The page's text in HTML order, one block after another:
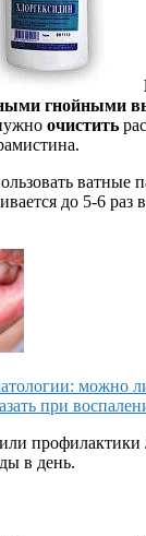
гнойными
очистить
ватные
до 5-6 раз
можно
при
в день.